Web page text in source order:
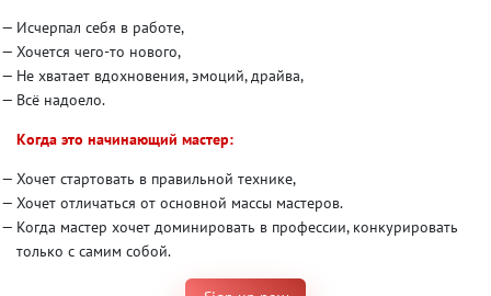
Исчерпал себя в работе,
Хочется чего-то нового,
Не хватает вдохновения, эмоций, драйва,
Всё надоело.
Когда это начинающий мастер:
Хочет стартовать в правильной технике,
Хочет отличаться от основной массы мастеров.
Когда мастер хочет доминировать в профессии, конкурировать
только с самим собой.